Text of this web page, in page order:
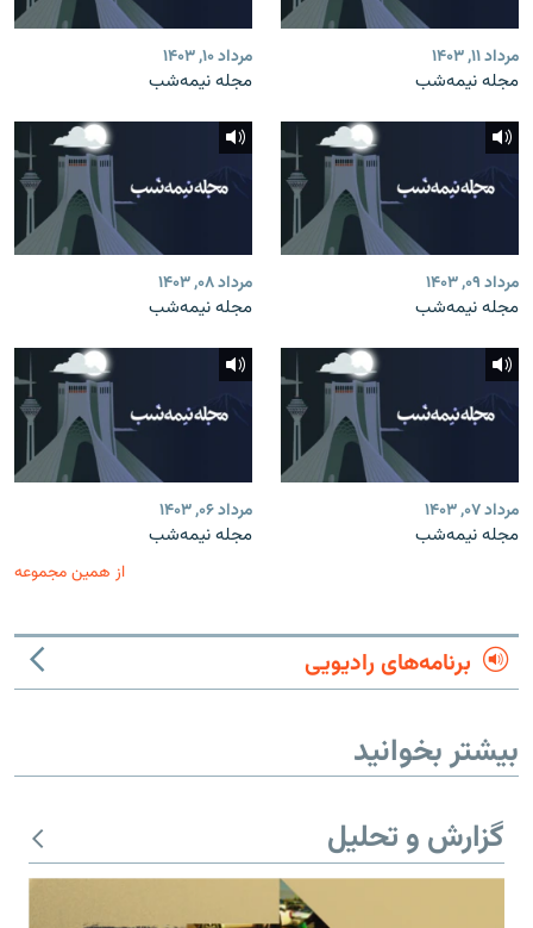
مرداد ۱۱, ۱۴۰۳
مجله نیمه‌شب
مرداد ۱۰, ۱۴۰۳
مجله نیمه‌شب
مرداد ۰۹, ۱۴۰۳
مجله نیمه‌شب
مرداد ۰۸, ۱۴۰۳
مجله نیمه‌شب
مرداد ۰۷, ۱۴۰۳
مجله نیمه‌شب
مرداد ۰۶, ۱۴۰۳
مجله نیمه‌شب
از همین مجموعه
برنامه‌های رادیویی
بیشتر بخوانید
گزارش و تحلیل